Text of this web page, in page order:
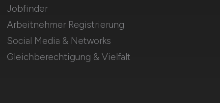
Jobfinder
Arbeitnehmer Registrierung
Social Media & Networks
Gleichberechtigung & Vielfalt